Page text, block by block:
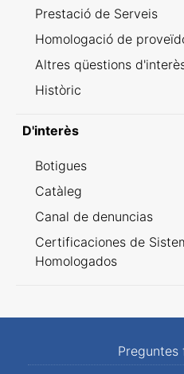
Prestació de Serveis
Homologació de
Altres qüestions
Històric
D'interès
Botigues
Catàleg
Canal de denuncias
Certificaciones de
Homologados
Preguntes